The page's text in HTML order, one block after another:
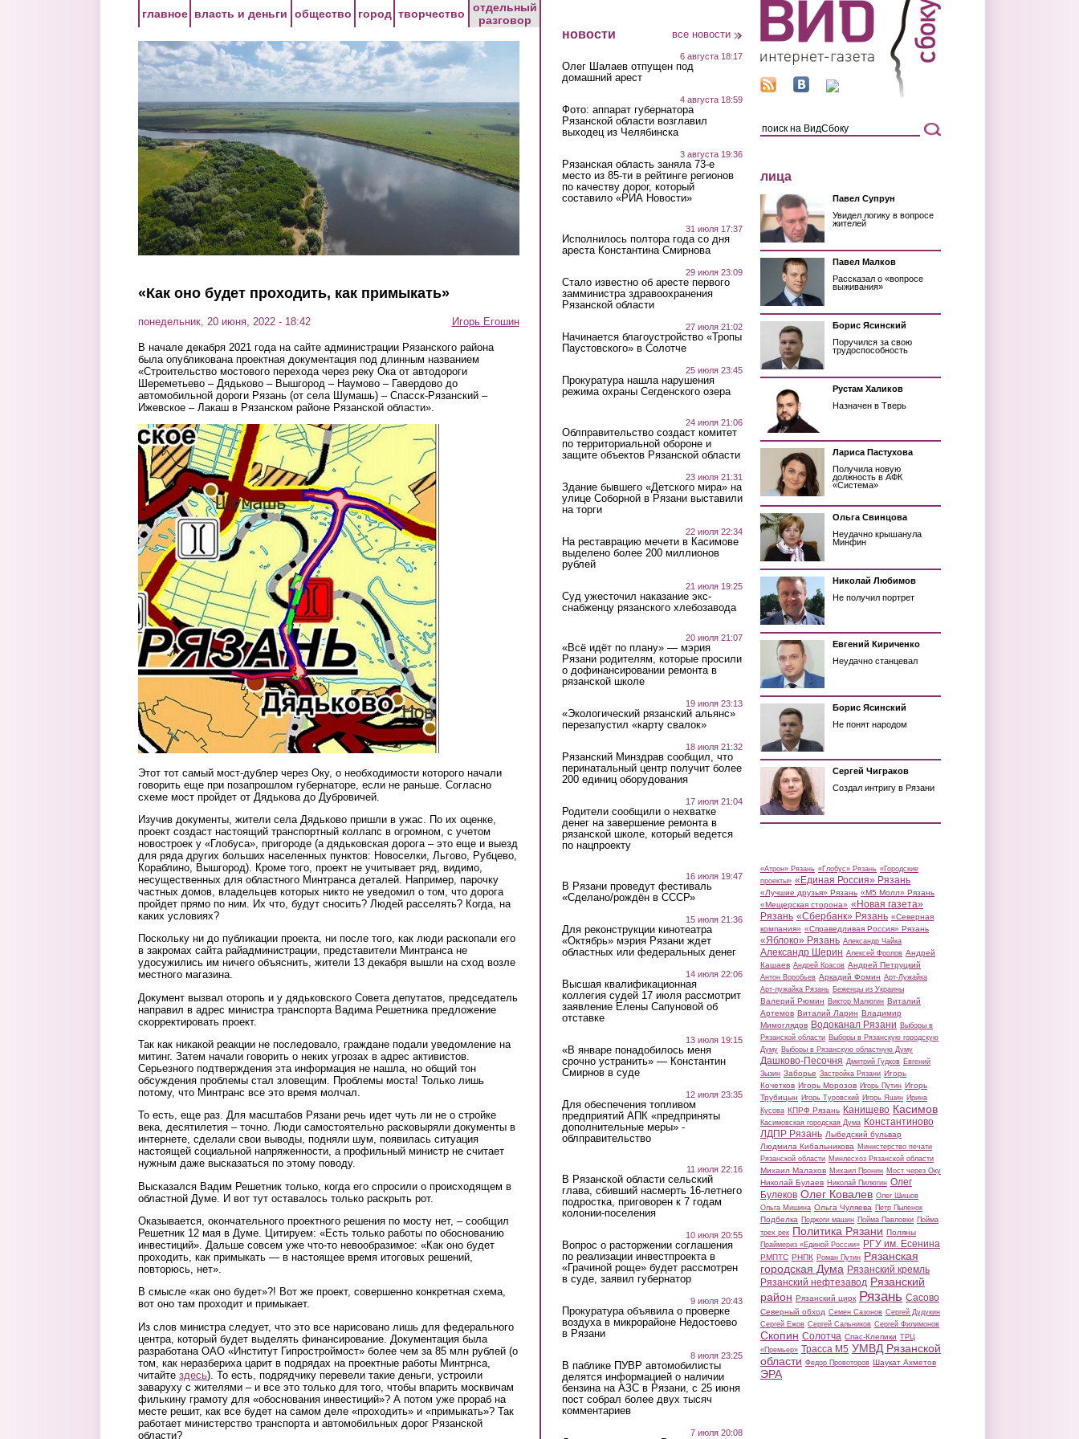
главное власть и деньги общество город творчество
отдельный
разговор
«Как оно будет проходить, как примыкать»
понедельник, 20 июня, 2022 - 18:42 Игорь Егошин
В начале декабря 2021 года на сайте администрации Рязанского района
была опубликована проектная документация под длинным названием
«Строительство мостового перехода через реку Ока от автодороги
Шереметьево – Дядьково – Вышгород – Наумово – Гавердово до
автомобильной дороги Рязань (от села Шумашь) – Спасск-Рязанский –
Ижевское – Лакаш в Рязанском районе Рязанской области».
skrin.jpg
Этот тот самый мост-дублер через Оку, о необходимости которого начали
говорить еще при позапрошлом губернаторе, если не раньше. Согласно
схеме мост пройдет от Дядькова до Дубровичей.
Изучив документы, жители села Дядьково пришли в ужас. По их оценке,
проект создаст настоящий транспортный коллапс в огромном, с учетом
новостроек у «Глобуса», пригороде (а дядьковская дорога – это еще и выезд
для ряда других больших населенных пунктов: Новоселки, Льгово, Рубцево,
Кораблино, Вышгород). Кроме того, проект не учитывает ряд, видимо,
несущественных для областного Минтранса деталей. Например, парочку
частных домов, владельцев которых никто не уведомил о том, что дорога
пройдет прямо по ним. Их что, будут сносить? Людей расселять? Когда, на
каких условиях?
Поскольку ни до публикации проекта, ни после того, как люди раскопали его
в закромах сайта райадминистрации, представители Минтранса не
удосужились им ничего объяснить, жители 13 декабря вышли на сход возле
местного магазина.
Документ вызвал оторопь и у дядьковского Совета депутатов, председатель
направил в адрес министра транспорта Вадима Решетника предложение
скорректировать проект.
Так как никакой реакции не последовало, граждане подали уведомление на
митинг. Затем начали говорить о неких угрозах в адрес активистов.
Серьезного подтверждения эта информация не нашла, но общий тон
обсуждения проблемы стал зловещим. Проблемы моста! Только лишь
потому, что Минтранс все это время молчал.
То есть, еще раз. Для масштабов Рязани речь идет чуть ли не о стройке
века, десятилетия – точно. Люди самостоятельно расковыряли документы в
интернете, сделали свои выводы, подняли шум, появилась ситуация
настоящей социальной напряженности, а профильный министр не считает
нужным даже высказаться по этому поводу.
Высказался Вадим Решетник только, когда его спросили о происходящем в
областной Думе. И вот тут оставалось только раскрыть рот.
Оказывается, окончательного проектного решения по мосту нет, – сообщил
Решетник 12 мая в Думе. Цитируем: «Есть только работы по обоснованию
инвестиций». Дальше совсем уже что-то невообразимое: «Как оно будет
проходить, как примыкать — в настоящее время итоговых решений,
повторюсь, нет».
В смысле «как оно будет»?! Вот же проект, совершенно конкретная схема,
вот оно там проходит и примыкает.
Из слов министра следует, что это все нарисовано лишь для федерального
центра, который будет выделять финансирование. Документация была
разработана ОАО «Институт Гипростроймост» более чем за 85 млн рублей (о
том, как неразбериха царит в подрядах на проектные работы Минтрнса,
читайте здесь). То есть, подрядчику перевели такие деньги, устроили
заваруху с жителями – и все это только для того, чтобы впарить москвичам
филькину грамоту для «обоснования инвестиций»? А потом уже прораб на
месте решит, как все будет на самом деле «проходить» и «примыкать»? Так
работает министерство транспорта и автомобильных дорог Рязанской
области?
новости все новости
6 августа 18:17
Олег Шалаев отпущен под
домашний арест
4 августа 18:59
Фото: аппарат губернатора
Рязанской области возглавил
выходец из Челябинска
3 августа 19:36
Рязанская область заняла 73-е
место из 85-ти в рейтинге регионов
по качеству дорог, который
составило «РИА Новости»
31 июля 17:37
Исполнилось полтора года со дня
ареста Константина Смирнова
29 июля 23:09
Стало известно об аресте первого
замминистра здравоохранения
Рязанской области
27 июля 21:02
Начинается благоустройство «Тропы
Паустовского» в Солотче
25 июля 23:45
Прокуратура нашла нарушения
режима охраны Сегденского озера
24 июля 21:06
Облправительство создаст комитет
по территориальной обороне и
защите объектов Рязанской области
23 июля 21:31
Здание бывшего «Детского мира» на
улице Соборной в Рязани выставили
на торги
22 июля 22:34
На реставрацию мечети в Касимове
выделено более 200 миллионов
рублей
21 июля 19:25
Суд ужесточил наказание экс-
снабженцу рязанского хлебозавода
20 июля 21:07
«Всё идёт по плану» — мэрия
Рязани родителям, которые просили
о дофинансировании ремонта в
рязанской школе
19 июля 23:13
«Экологический рязанский альянс»
перезапустил «карту свалок»
18 июля 21:32
Рязанский Минздрав сообщил, что
перинатальный центр получит более
200 единиц оборудования
17 июля 21:04
Родители сообщили о нехватке
денег на завершение ремонта в
рязанской школе, который ведется
по нацпроекту
16 июля 19:47
В Рязани проведут фестиваль
«Сделано/рождён в СССР»
15 июля 21:36
Для реконструкции кинотеатра
«Октябрь» мэрия Рязани ждет
областных или федеральных денег
14 июля 22:06
Высшая квалификационная
коллегия судей 17 июля рассмотрит
заявление Елены Сапуновой об
отставке
13 июля 19:15
«В январе понадобилось меня
срочно устранить» — Константин
Смирнов в суде
12 июля 23:35
Для обеспечения топливом
предприятий АПК «предприняты
дополнительные меры» -
облправительство
11 июля 22:16
В Рязанской области сельский
глава, сбивший насмерть 16-летнего
подростка, приговорен к 7 годам
колонии-поселения
10 июля 20:55
Вопрос о расторжении соглашения
по реализации инвестпроекта в
«Грачиной роще» будет рассмотрен
в суде, заявил губернатор
9 июля 20:43
Прокуратура объявила о проверке
воздуха в микрорайоне Недостоево
в Рязани
8 июля 23:25
В паблике ПУВР автомобилисты
делятся информацией о наличии
бензина на АЗС в Рязани, с 25 июня
пост собрал более двух тысяч
комментариев
7 июля 20:08
лица
Павел Супрун
Увидел логику в вопросе
жителей
Павел Малков
Рассказал о «вопросе
выживания»
Борис Ясинский
Поручился за свою
трудоспособность
Рустам Халиков
Назначен в Тверь
Лариса Пастухова
Получила новую
должность в АФК
«Система»
Ольга Свинцова
Неудачно крышанула
Минфин
Николай Любимов
Не получил портрет
Евгений Кириченко
Неудачно станцевал
Борис Ясинский
Не понят народом
Сергей Чиграков
Создал интригу в Рязани
«Атрон» Рязань «Глобус» Рязань «Городские
проекты» «Единая Россия» Рязань
«Лучшие друзья» Рязань «М5 Молл» Рязань
«Мещерская сторона» «Новая газета»
Рязань «Сбербанк» Рязань «Северная
компания» «Справедливая Россия» Рязань
«Яблоко» Рязань Александр Чайка
Александр Шерин Алексей Фролов Андрей
Кашаев Андрей Красов Андрей Петруцкий
Антон Воробьев Аркадий Фомин Арт-Лужайка
Арт-лужайка Рязань Беженцы из Украины
Валерий Рюмин Виктор Малюгин Виталий
Артемов Виталий Ларин Владимир
Мимоглядов Водоканал Рязани Выборы в
Рязанской области Выборы в Рязанскую городскую
Думу Выборы в Рязанскую областную Думу
Дашково-Песочня Дмитрий Гудков Евгений
Зызин Заборье Застройка Рязани Игорь
Кочетков Игорь Морозов Игорь Путин Игорь
Трубицын Игорь Туровский Игорь Яшин Ирина
Кусова КПРФ Рязань Канищево Касимов
Касимовская городская Дума Константиново
ЛДПР Рязань Лыбедский бульвар
Людмила Кибальникова Министерство печати
Рязанской области Минлесхоз Рязанской области
Михаил Малахов Михаил Пронин Мост через Оку
Николай Булаев Николай Пилюгин Олег
Булеков Олег Ковалев Олег Шишов
Ольга Мишина Ольга Чуляева Петр Пыленок
Подбелка Поджоги машин Пойма Павловки Пойма
трех рек Политика Рязани Поляны
Праймериз «Единой России» РГУ им. Есенина
РМПТС РНПК Роман Путин Рязанская
городская Дума Рязанский кремль
Рязанский нефтезавод Рязанский
район Рязанский цирк Рязань Сасово
Северный обход Семен Сазонов Сергей Дудукин
Сергей Ежов Сергей Сальников Сергей Филимонов
Скопин Солотча Спас-Клепики ТРЦ
«Премьер» Трасса М5 УМВД Рязанской
области Федор Провоторов Шаукат Ахметов
ЭРА